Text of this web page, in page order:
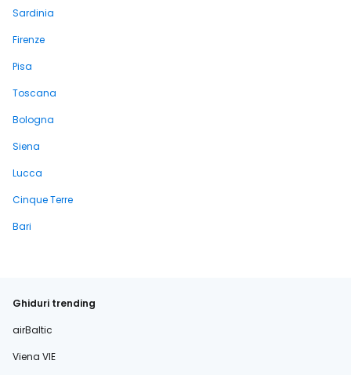
Sardinia
Firenze
Pisa
Toscana
Bologna
Siena
Lucca
Cinque Terre
Bari
Ghiduri trending
airBaltic
Viena VIE